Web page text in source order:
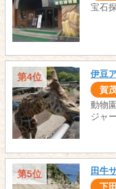
宝石
第4位 伊豆
賀
動物
ジャ
第5位 田牛